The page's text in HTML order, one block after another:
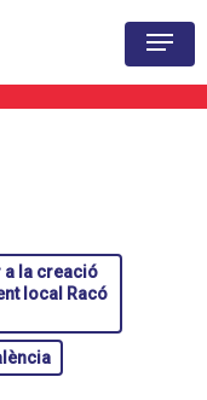
la creació
local Racó